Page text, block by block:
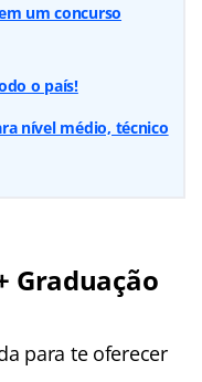
um concurso
o país!
nível médio, técnico
Graduação
para te oferecer